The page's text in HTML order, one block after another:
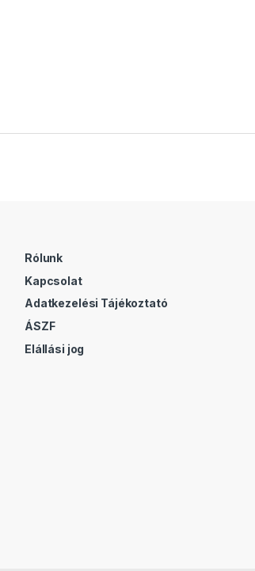
Rólunk
Kapcsolat
Adatkezelési Tájékoztató
ÁSZF
Elállási jog